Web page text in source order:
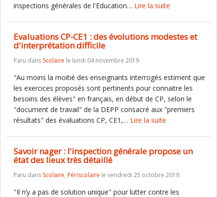
inspections générales de l'Education… Lire la suite
Evaluations CP-CE1 : des évolutions modestes et
d'interprétation difficile
Paru dans Scolaire le lundi 04 novembre 2019.
"Au moins la moitié des enseignants interrogés estiment que
les exercices proposés sont pertinents pour connaitre les
besoins des élèves" en français, en début de CP, selon le
"document de travail" de la DEPP consacré aux "premiers
résultats" des évaluations CP, CE1,… Lire la suite
Savoir nager : l'inspection générale propose un
état des lieux très détaillé
Paru dans Scolaire, Périscolaire le vendredi 25 octobre 2019.
"Il n’y a pas de solution unique" pour lutter contre les